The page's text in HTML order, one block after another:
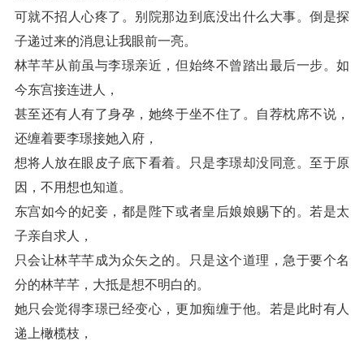
可就不招人心疼了。别院那边到底没出什么大事。倒是探
子递过来的消息让我眼前一亮。
林芊芊从前虽与李璟亲近，但始终不曾踏出最后一步。如
今东宫接连进人，
甚至还有人有了身孕，她终于坐不住了。自荐枕席不说，
还缠着要李璟接她入府，
想将人放在眼皮子底下看着。只是李璟却没同意。至于原
因，不用想也知道。
东宫如今的妃妾，都是陛下或者皇后娘娘赐下的。若是太
子亲自求人，
只会让林芊芊成为众矢之的。只是这个道理，急于要个名
分的林芊芊，大抵是想不明白的。
她只会觉得李璟已经变心，更加痴缠于他。若是此时有人
递上橄榄枝，